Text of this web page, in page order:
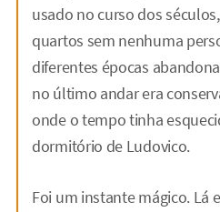
usado no curso dos
quartos sem nenhuma
diferentes épocas
no último andar era
onde o tempo tinha
dormitório de Ludovico.
Foi um instante mágico. Lá